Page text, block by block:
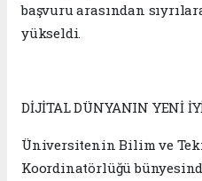
başvuru arasından
yükseldi.
DİJİTAL DÜNYANIN YENİ
Üniversitenin Bilim ve
Koordinatörlüğü